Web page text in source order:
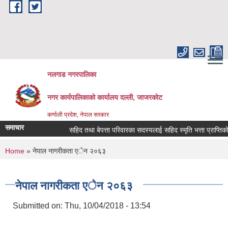
Skip to main content
नलगाड नगरपालिका
नगर कार्यपालिकाको कार्यालय दल्ली, जाजरकाेट
कर्णाली प्रदेश, नेपाल सरकार
समाचार सहिद तथा बेपत्ता परिवारका सदस्यलाई सहिद स्मृति भत्ता प्राप्तिको
You are here
Home » नेपाल नागरीकता एेन २०६३
नेपाल नागरीकता एेन २०६३
Submitted on: Thu, 10/04/2018 - 13:54